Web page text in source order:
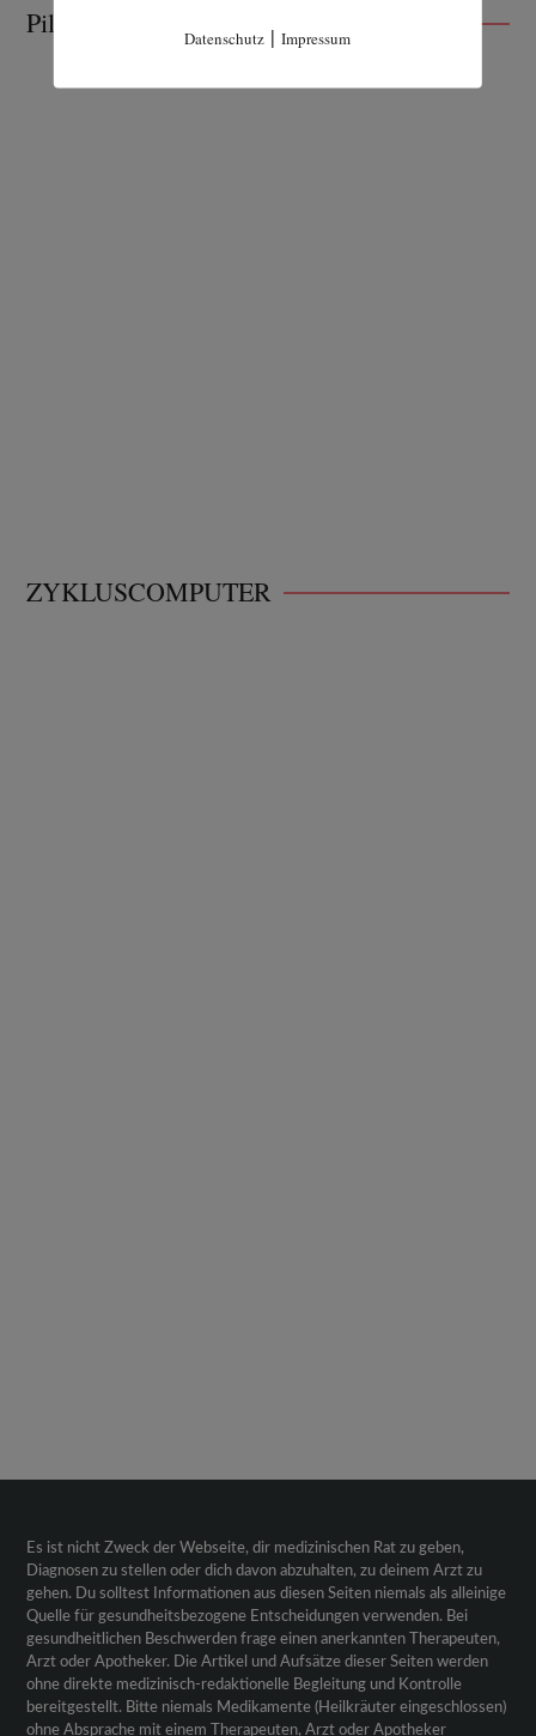
Pille absetzen
ZYKLUSCOMPUTER
Es ist nicht Zweck der Webseite, dir medizinischen Rat zu geben,
Diagnosen zu stellen oder dich davon abzuhalten, zu deinem Arzt zu
gehen. Du solltest Informationen aus diesen Seiten niemals als alleinige
Quelle für gesundheitsbezogene Entscheidungen verwenden. Bei
gesundheitlichen Beschwerden frage einen anerkannten Therapeuten,
Arzt oder Apotheker. Die Artikel und Aufsätze dieser Seiten werden
ohne direkte medizinisch-redaktionelle Begleitung und Kontrolle
bereitgestellt. Bitte niemals Medikamente (Heilkräuter eingeschlossen)
ohne Absprache mit einem Therapeuten, Arzt oder Apotheker
Datenschutz |Impressum